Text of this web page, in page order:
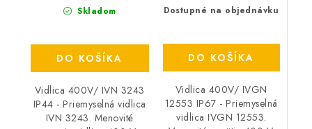
Skladom
DO KOŠÍKA
Vidlica 400V/ IVN 3243
IP44 - Priemyselná vidlica
IVN 3243. Menovité
Dostupné na objednávku
DO KOŠÍKA
Vidlica 400V/ IVGN
12553 IP67 - Priemyselná
vidlica IVGN 12553.